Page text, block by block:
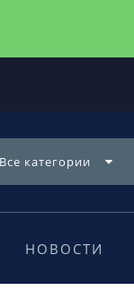
Все категории
НОВОСТИ